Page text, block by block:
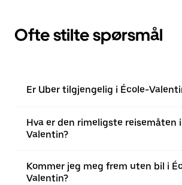
Ofte stilte spørsmål
Er Uber tilgjengelig i École-
Hva er den rimeligste reisemåten
Valentin?
Kommer jeg meg frem uten bil i
Valentin?